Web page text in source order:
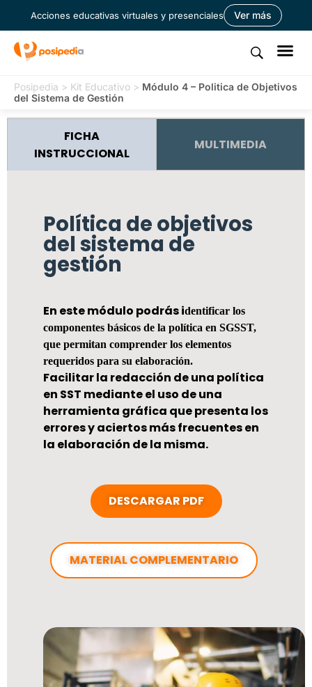
Acciones educativas virtuales y presenciales Ver más
Posipedia > Kit Educativo > Módulo 4 – Politica de Objetivos
del Sistema de Gestión
FICHA
INSTRUCCIONAL
MULTIMEDIA
Política de objetivos
del sistema de
gestión
En este módulo podrás identificar los
componentes básicos de la política en SGSST,
que permitan comprender los elementos
requeridos para su elaboración.
Facilitar la redacción de una política
en SST mediante el uso de una
herramienta gráfica que presenta los
errores y aciertos más frecuentes en
la elaboración de la misma.
DESCARGAR PDF
MATERIAL COMPLEMENTARIO